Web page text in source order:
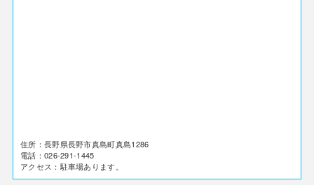
住所：長野県長野市真島町真島1286
電話：026-291-1445
アクセス：駐車場あります。